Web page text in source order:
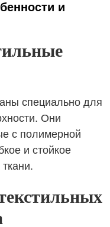
и
специально для
Они
с полимерной
и стойкое